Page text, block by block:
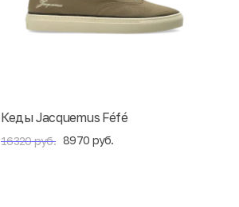
Кеды Jacquemus Féfé
16320 руб. 8970 руб.